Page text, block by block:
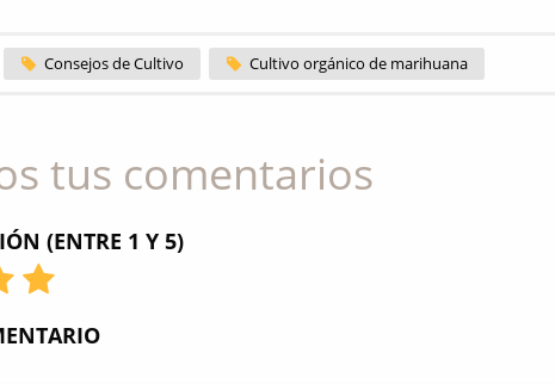
Consejos de Cultivo Cultivo orgánico de marihuana
tus comentarios
(ENTRE 1 Y 5)